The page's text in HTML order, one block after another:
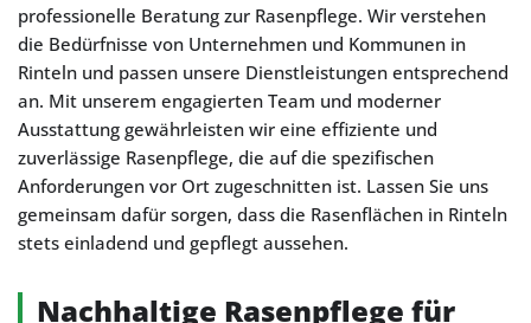
professionelle Beratung zur Rasenpflege. Wir verstehen
die Bedürfnisse von Unternehmen und Kommunen in
Rinteln und passen unsere Dienstleistungen entsprechend
an. Mit unserem engagierten Team und moderner
Ausstattung gewährleisten wir eine effiziente und
zuverlässige Rasenpflege, die auf die spezifischen
Anforderungen vor Ort zugeschnitten ist. Lassen Sie uns
gemeinsam dafür sorgen, dass die Rasenflächen in Rinteln
stets einladend und gepflegt aussehen.
Nachhaltige Rasenpflege für